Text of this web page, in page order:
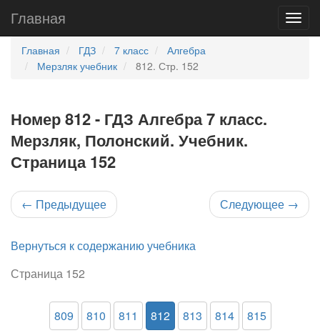
Главная
Главная ГДЗ 7 класс
Алгебра
Мерзляк учебник
812. Стр. 152
Номер 812 - ГДЗ Алгебра 7 класс.
Мерзляк, Полонский. Учебник.
Страница 152
← Предыдущее Следующее →
Вернуться к содержанию учебника
Страница 152
809 810 811 812 813 814 815